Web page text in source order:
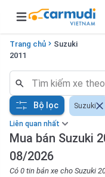
Open main menu
Trang chủ
Suzuki
2011
Liên quan nhất
Mua bán Suzuki
08/2026
Có 0 tin bán xe cho Suzuki
Bộ lọc Suzuki